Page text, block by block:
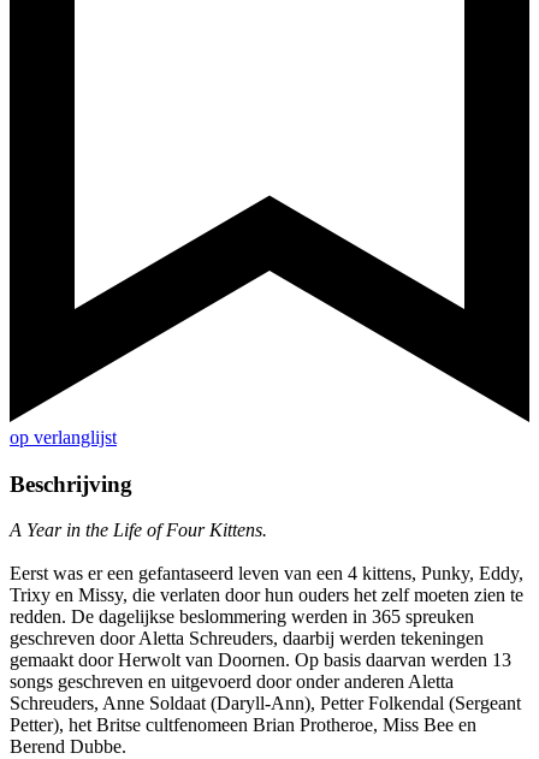
op verlanglijst
Beschrijving
A Year in the Life of Four Kittens.
Eerst was er een gefantaseerd leven van een 4 kittens, Punky, Eddy,
Trixy en Missy, die verlaten door hun ouders het zelf moeten zien te
redden. De dagelijkse beslommering werden in 365 spreuken
geschreven door Aletta Schreuders, daarbij werden tekeningen
gemaakt door Herwolt van Doornen. Op basis daarvan werden 13
songs geschreven en uitgevoerd door onder anderen Aletta
Schreuders, Anne Soldaat (Daryll-Ann), Petter Folkendal (Sergeant
Petter), het Britse cultfenomeen Brian Protheroe, Miss Bee en
Berend Dubbe.